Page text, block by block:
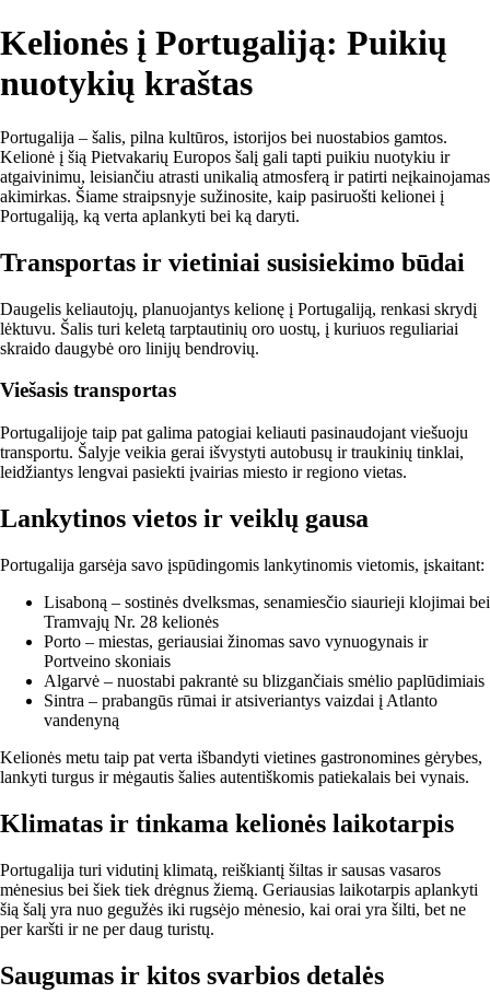
Kelionės į Portugaliją: Puikių
nuotykių kraštas
Portugalija – šalis, pilna kultūros, istorijos bei nuostabios gamtos.
Kelionė į šią Pietvakarių Europos šalį gali tapti puikiu nuotykiu ir
atgaivinimu, leisiančiu atrasti unikalią atmosferą ir patirti neįkainojamas
akimirkas. Šiame straipsnyje sužinosite, kaip pasiruošti kelionei į
Portugaliją, ką verta aplankyti bei ką daryti.
Transportas ir vietiniai susisiekimo būdai
Daugelis keliautojų, planuojantys kelionę į Portugaliją, renkasi skrydį
lėktuvu. Šalis turi keletą tarptautinių oro uostų, į kuriuos reguliariai
skraido daugybė oro linijų bendrovių.
Viešasis transportas
Portugalijoje taip pat galima patogiai keliauti pasinaudojant viešuoju
transportu. Šalyje veikia gerai išvystyti autobusų ir traukinių tinklai,
leidžiantys lengvai pasiekti įvairias miesto ir regiono vietas.
Lankytinos vietos ir veiklų gausa
Portugalija garsėja savo įspūdingomis lankytinomis vietomis, įskaitant:
Lisaboną – sostinės dvelksmas, senamiesčio siaurieji klojimai bei
Tramvajų Nr. 28 kelionės
Porto – miestas, geriausiai žinomas savo vynuogynais ir
Portveino skoniais
Algarvė – nuostabi pakrantė su blizgančiais smėlio paplūdimiais
Sintra – prabangūs rūmai ir atsiveriantys vaizdai į Atlanto
vandenyną
Kelionės metu taip pat verta išbandyti vietines gastronomines gėrybes,
lankyti turgus ir mėgautis šalies autentiškomis patiekalais bei vynais.
Klimatas ir tinkama kelionės laikotarpis
Portugalija turi vidutinį klimatą, reiškiantį šiltas ir sausas vasaros
mėnesius bei šiek tiek drėgnus žiemą. Geriausias laikotarpis aplankyti
šią šalį yra nuo gegužės iki rugsėjo mėnesio, kai orai yra šilti, bet ne
per karšti ir ne per daug turistų.
Saugumas ir kitos svarbios detalės